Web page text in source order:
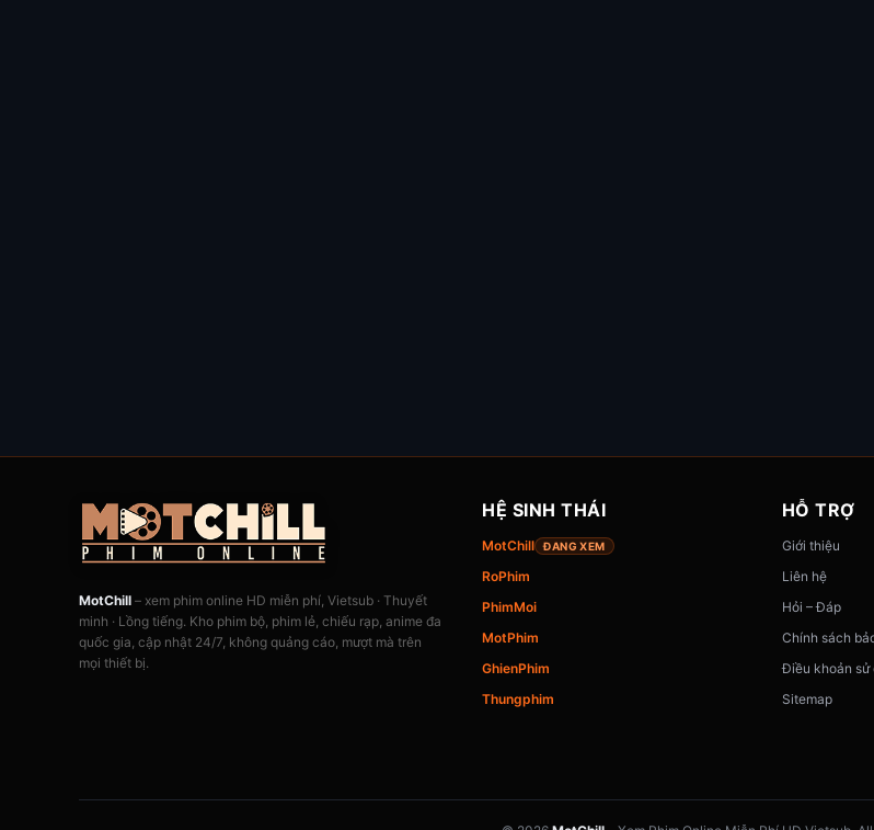
MotChill – xem phim online HD miễn phí, Vietsub · Thuyết
minh · Lồng tiếng. Kho phim bộ, phim lẻ, chiếu rạp, anime đa
quốc gia, cập nhật 24/7, không quảng cáo, mượt mà trên
mọi thiết bị.
HỆ SINH THÁI
MotChill ĐANG XEM
RoPhim
PhimMoi
MotPhim
GhienPhim
Thungphim
HỖ TRỢ
Giới thiệu
Liên hệ
Hỏi – Đáp
Chính sách
Điều khoản sử
Sitemap